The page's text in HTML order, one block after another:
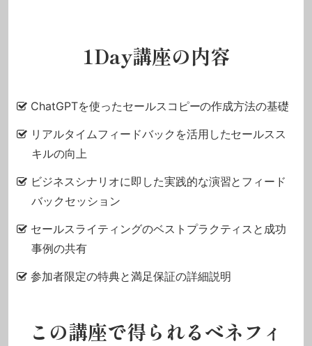
1Day講座の内容
ChatGPTを使ったセールスコピーの作成方法の基礎
リアルタイムフィードバックを活用したセールスス
キルの向上
ビジネスシナリオに即した実践的な演習とフィード
バックセッション
セールスライティングのベストプラクティスと成功
事例の共有
参加者限定の特典と満足保証の詳細説明
この講座で得られるベネフィ